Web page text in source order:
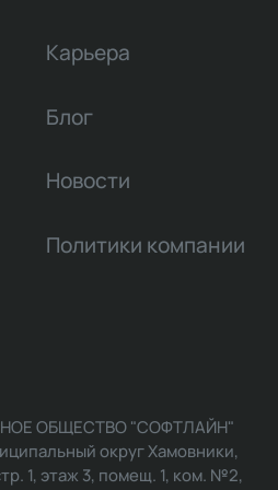
Карьера
Блог
Новости
Политики компании
ОБЩЕСТВО "СОФТЛАЙН"
округ Хамовники,
1, этаж 3, помещ. 1, ком. №2,